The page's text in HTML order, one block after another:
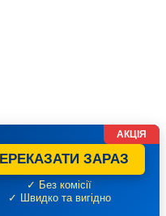
ЗАРАЗ
✓ Без комісії
✓ Швидко та вигідно
АКЦІЯ